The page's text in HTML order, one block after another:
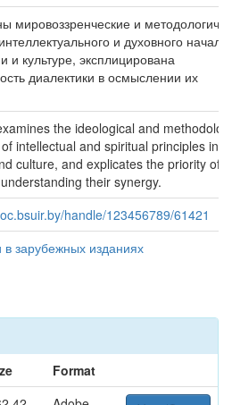
мировоззренческие и
и духовного начал в
и культуре, эксплицирована
диалектики в осмыслении их
the ideological and
intellectual and spiritual principles in
culture, and explicates the priority of
their synergy.
handle/123456789/61421
в зарубежных изданиях
Format